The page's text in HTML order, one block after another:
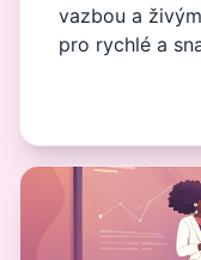
vazbou a
pro rychlé a